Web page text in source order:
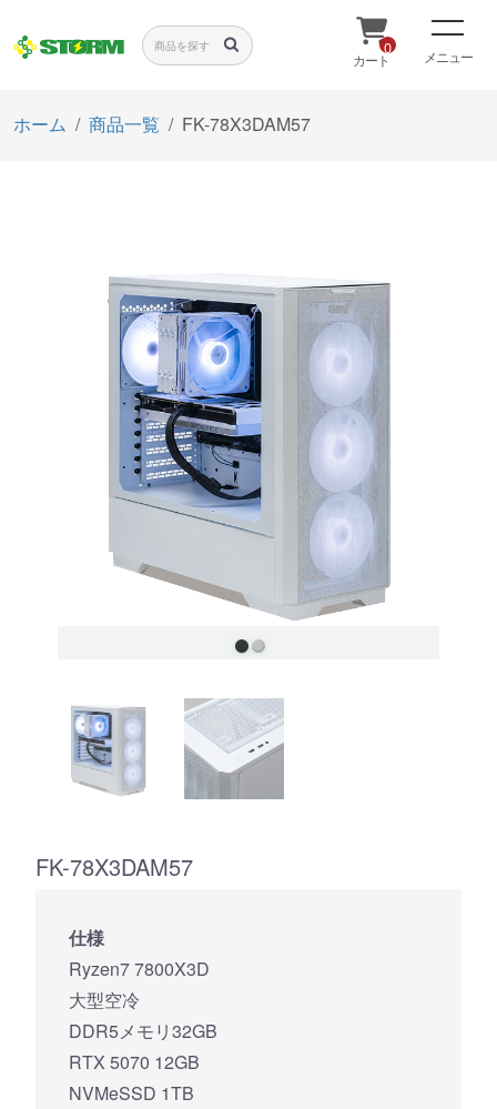
0
カート メニュー
ホーム 商品一覧 FK-78X3DAM57
FK-78X3DAM57
仕様
Ryzen7 7800X3D
大型空冷
DDR5メモリ32GB
RTX 5070 12GB
NVMeSSD 1TB